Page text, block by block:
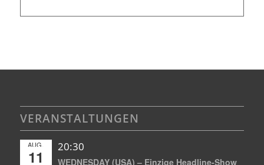
VERANSTALTUNGEN
AUG.
11
20:30
WEDNESDAY (USA) – Einzige Headline-Show